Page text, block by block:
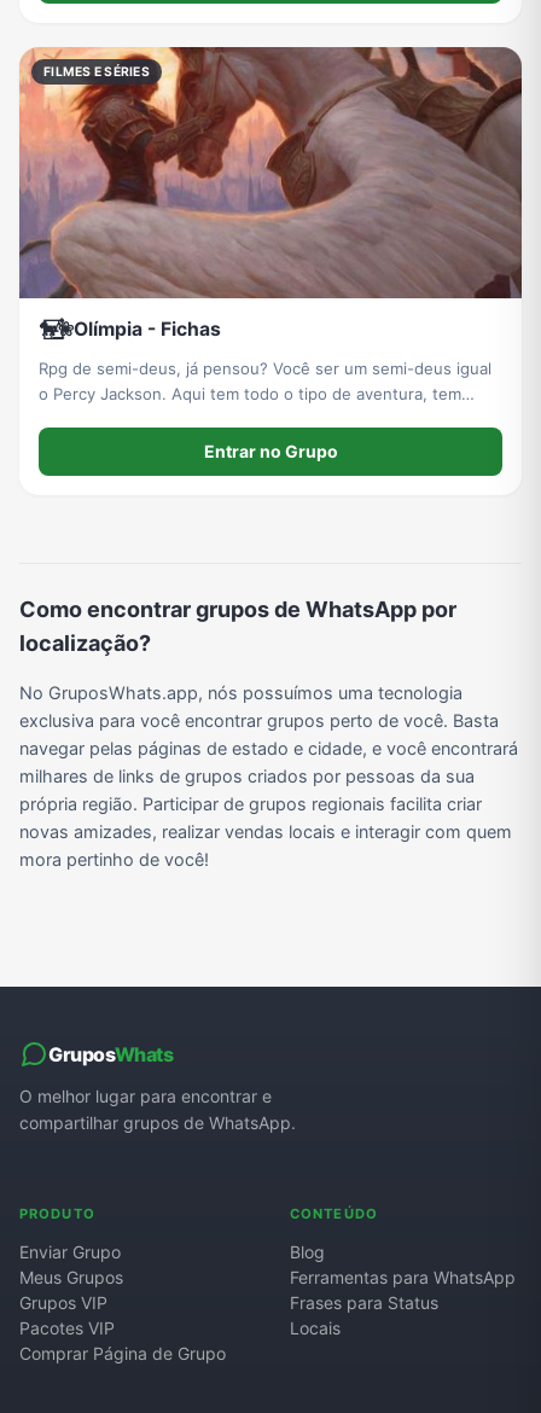
FILMES E SÉRIES
🐎۫͟⃞̶❀̸𝅮Olímpia - Fichas
Rpg de semi-deus, já pensou? Você ser um semi-deus igual
o Percy Jackson. Aqui tem todo o tipo de aventura, tem
que você imaginar tem nesse lugar incrível, venha embarcar
nessa com a gente!
Entrar no Grupo
Como encontrar grupos de WhatsApp por
localização?
No GruposWhats.app, nós possuímos uma tecnologia
exclusiva para você encontrar grupos perto de você. Basta
navegar pelas páginas de estado e cidade, e você encontrará
milhares de links de grupos criados por pessoas da sua
própria região. Participar de grupos regionais facilita criar
novas amizades, realizar vendas locais e interagir com quem
mora pertinho de você!
GruposWhats
O melhor lugar para encontrar e
compartilhar grupos de WhatsApp.
PRODUTO
Enviar Grupo
Meus Grupos
Grupos VIP
Pacotes VIP
Comprar Página de Grupo
CONTEÚDO
Blog
Ferramentas para WhatsApp
Frases para Status
Locais